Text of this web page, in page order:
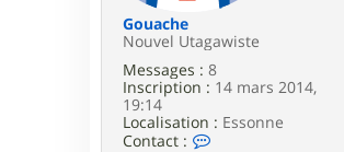
Gouache
Nouvel Utagawiste
Messages : 8
Inscription : 14 mars 2014,
19:14
Localisation : Essonne
Contact :